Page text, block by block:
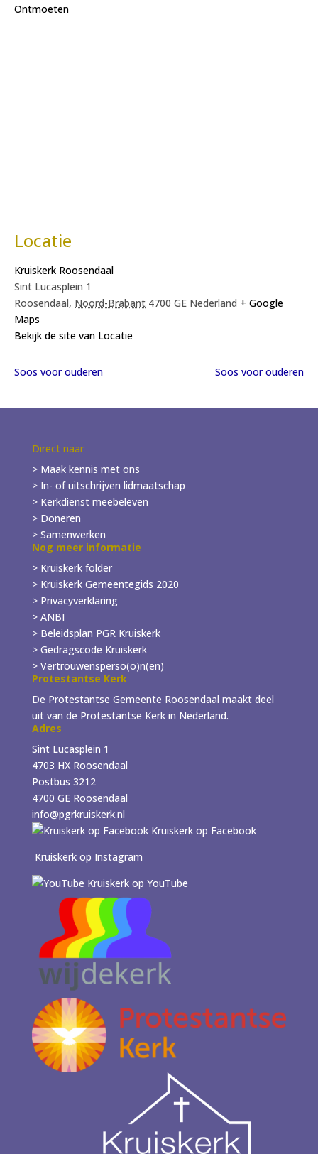
Ontmoeten
Locatie
Kruiskerk Roosendaal
Sint Lucasplein 1
Roosendaal, Noord-Brabant 4700 GE Nederland + Google
Maps
Bekijk de site van Locatie
Soos voor ouderen Soos voor ouderen
Direct naar
> Maak kennis met ons
> In- ofuitschrijven lidmaatschap
> Kerkdienst meebeleven
> Doneren
> Samenwerken
Nog meer informatie
> Kruiskerk folder
>Kruiskerk Gemeentegids 2020
> Privacyverklaring
> ANBI
> Beleidsplan PGR Kruiskerk
> Gedragscode Kruiskerk
> Vertrouwensperso(o)n(en)
Protestantse Kerk
De Protestantse Gemeente Roosendaal maakt deel
uit van de Protestantse Kerk in Nederland.
Adres
Sint Lucasplein 1
4703 HX Roosendaal
Postbus 3212
4700 GE Roosendaal
info@pgrkruiskerk.nl
Kruiskerk op Facebook
Kruiskerk op Instagram
Kruiskerk op YouTube